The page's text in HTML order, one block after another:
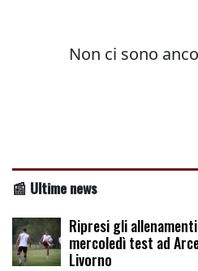
📰 Ultime news
Ripresi gli
mercoledì test ad
Livorno